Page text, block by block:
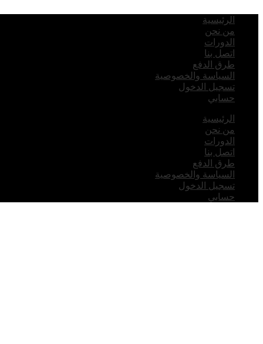
الرئيسية
من نحن
الدورات
اتصل بنا
طرق الدفع
السياسة والخصوصية
تسجيل الدخول
حسابي
الرئيسية
من نحن
الدورات
اتصل بنا
طرق الدفع
السياسة والخصوصية
تسجيل الدخول
حسابي